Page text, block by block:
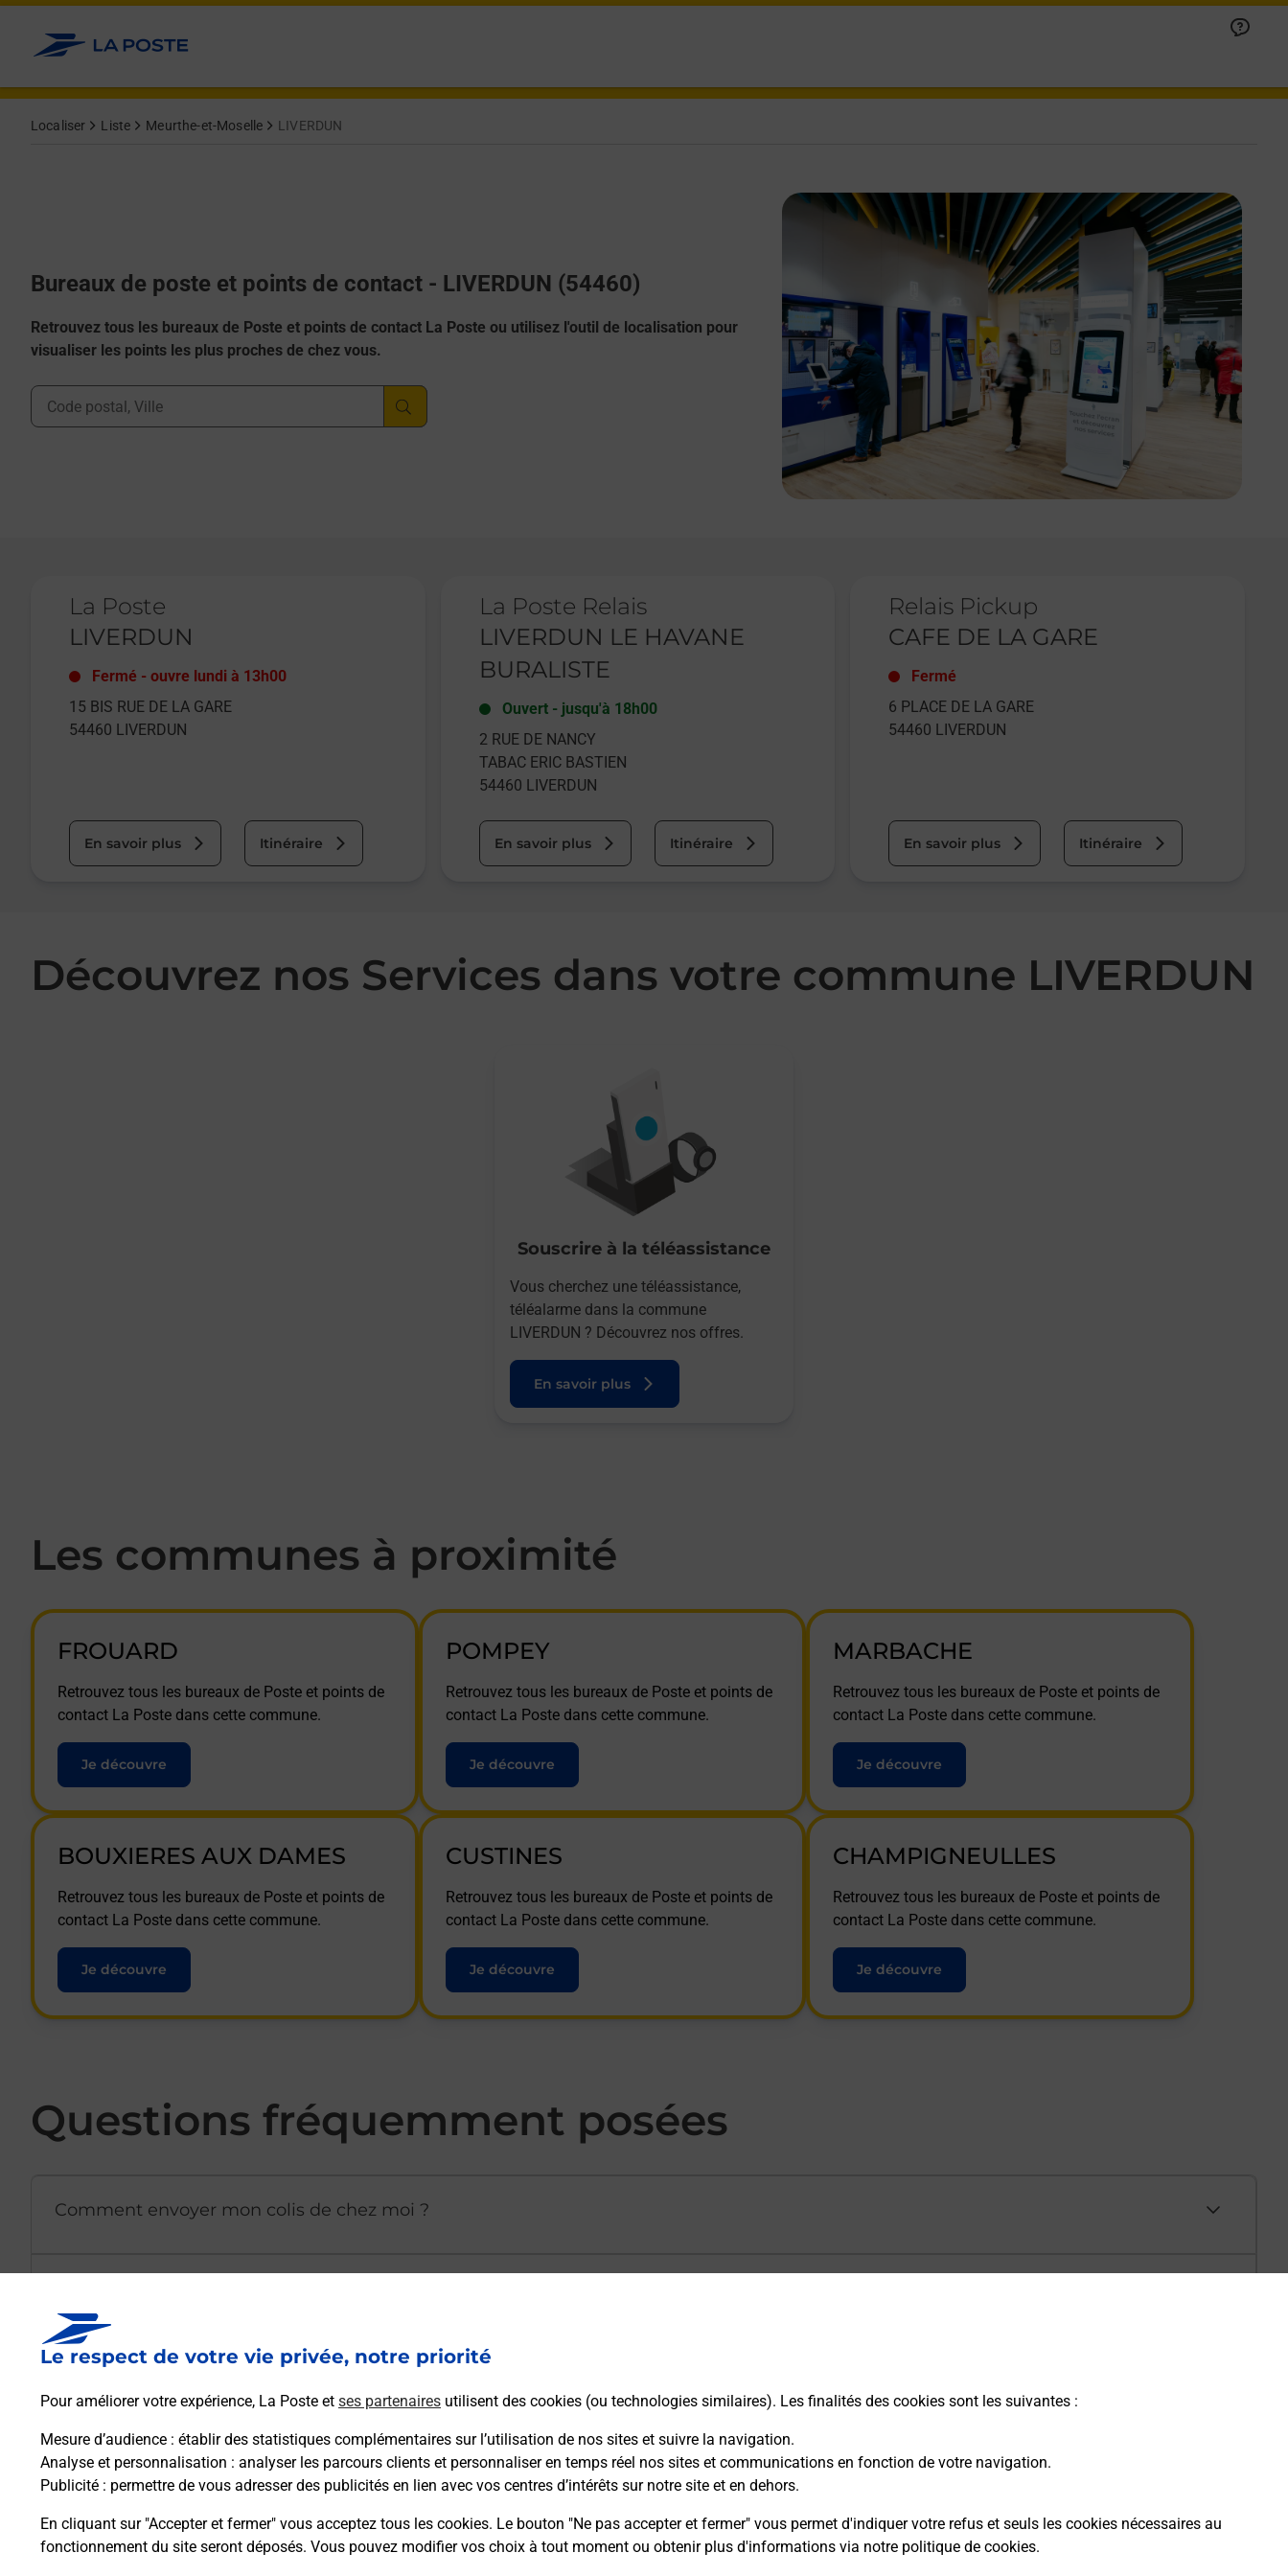
Le respect de votre vie privée, notre priorité
Pour améliorer votre expérience, La Poste et ses partenaires utilisent des cookies (ou technologies similaires). Les finalités des cookies sont les suivantes :
Mesure d’audience : établir des statistiques complémentaires sur l’utilisation de nos sites et suivre la navigation.
Analyse et personnalisation : analyser les parcours clients et personnaliser en temps réel nos sites et communications en fonction de votre navigation.
Publicité : permettre de vous adresser des publicités en lien avec vos centres d’intérêts sur notre site et en dehors.
En cliquant sur "Accepter et fermer" vous acceptez tous les cookies. Le bouton "Ne pas accepter et fermer" vous permet d'indiquer votre refus et seuls les cookies nécessaires au
fonctionnement du site seront déposés. Vous pouvez modifier vos choix à tout moment ou obtenir plus d'informations via notre politique de cookies.
Allez au contenu
Localiser Liste Meurthe-et-Moselle LIVERDUN
Bureaux de poste et points de contact - LIVERDUN (54460)
Retrouvez tous les bureaux de Poste et points de contact La Poste ou utilisez l'outil de localisation pour
visualiser les points les plus proches de chez vous.
Ville, Département, Code Postal
La Poste
LIVERDUN
Fermé - ouvre lundi à 13h00
15 BIS RUE DE LA GARE
54460 LIVERDUN
En savoir plus Itinéraire
La Poste Relais
LIVERDUN LE HAVANE
BURALISTE
Ouvert- jusqu'à 18h00
2 RUE DE NANCY
TABAC ERIC BASTIEN
54460 LIVERDUN
En savoir plus Itinéraire
Relais Pickup
CAFE DE LA GARE
Fermé
6 PLACE DE LA GARE
54460 LIVERDUN
En savoir plus Itinéraire
Découvrez nos Services dans votre commune LIVERDUN
Souscrire à la téléassistance
Vous cherchez une téléassistance,
téléalarme dans la commune
LIVERDUN ? Découvrez nos offres.
En savoir plus
Les communes à proximité
FROUARD
Retrouvez tous les bureaux de Poste et points de
contact La Poste dans cette commune.
Je découvre
POMPEY
Retrouvez tous les bureaux de Poste et points de
contact La Poste dans cette commune.
Je découvre
MARBACHE
Retrouvez tous les bureaux de Poste et points de
contact La Poste dans cette commune.
Je découvre
BOUXIERES AUX DAMES
Retrouvez tous les bureaux de Poste et points de
contact La Poste dans cette commune.
Je découvre
CUSTINES
Retrouvez tous les bureaux de Poste et points de
contact La Poste dans cette commune.
Je découvre
CHAMPIGNEULLES
Retrouvez tous les bureaux de Poste et points de
contact La Poste dans cette commune.
Je découvre
Questions fréquemment posées
Comment envoyer mon colis de chez moi ?
Afficher ou masquer la réponse
Afficher ou masquer la réponse
Comment demander une modification de livraison ?
Afficher ou masquer la réponse
Comment La Poste participe-t-elle à votre sécurité au quotidien ?
Afficher ou masquer la réponse
Puis-je passer mon code de la route avec La Poste et sous quelles conditions ?
Afficher ou masquer la réponse